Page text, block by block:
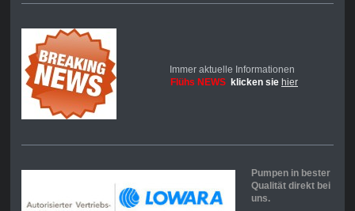
Immer aktuelle Informationen
Flühs NEWS klicken sie hier
Pumpen in bester
Qualität direkt bei
uns.